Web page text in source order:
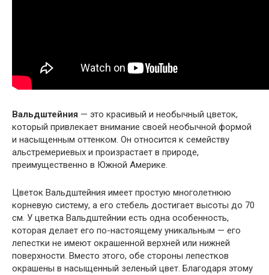
Вальдштейния — это красивый и необычный цветок,
который привлекает внимание своей необычной формой
и насыщенным оттенком. Он относится к семейству
альстремериевых и произрастает в природе,
преимущественно в Южной Америке.
Цветок Вальдштейния имеет простую многолетнюю
корневую систему, а его стебель достигает высоты до 70
см. У цветка Вальдштейнии есть одна особенность,
которая делает его по-настоящему уникальным — его
лепестки не имеют окрашенной верхней или нижней
поверхности. Вместо этого, обе стороны лепестков
окрашены в насыщенный зеленый цвет. Благодаря этому